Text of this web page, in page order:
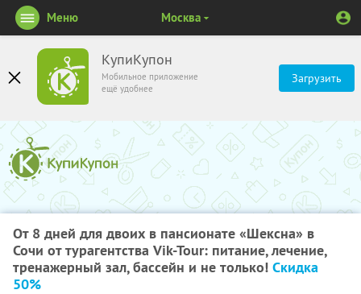
КупиКупон
Мобильное приложение
ещё удобнее
Загрузить
Меню Москва
От 8 дней для двоих в пансионате «Шексна» в
Сочи от турагентства Vik-Tour: питание, лечение,
тренажерный зал, бассейн и не только! Скидка
50%